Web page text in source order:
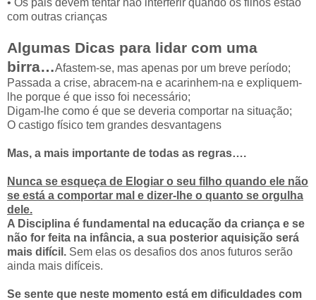
• Os pais devem tentar não interferir quando os filhos estão
com outras crianças
Algumas Dicas para lidar com uma
birra…Afastem-se, mas apenas por um breve período;
Passada a crise, abracem-na e acarinhem-na e expliquem-
lhe porque é que isso foi necessário;
Digam-lhe como é que se deveria comportar na situação;
O castigo físico tem grandes desvantagens
Mas, a mais importante de todas as regras….
Nunca se esqueça de Elogiar o seu filho quando ele não
se está a comportar mal e dizer-lhe o quanto se orgulha
dele.
A Disciplina é fundamental na educação da criança e se
não for feita na infância, a sua posterior aquisição será
mais difícil. Sem elas os desafios dos anos futuros serão
ainda mais difíceis.
Se sente que neste momento está em dificuldades com